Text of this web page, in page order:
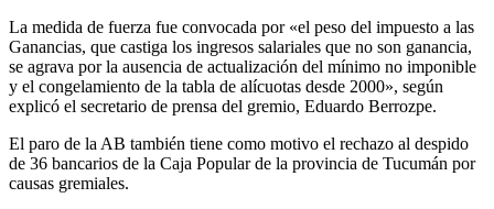
La medida de fuerza fue convocada por «el peso del impuesto a las
Ganancias, que castiga los ingresos salariales que no son ganancia,
se agrava por la ausencia de actualización del mí­nimo no imponible
y el congelamiento de la tabla de alí­cuotas desde 2000», según
explicó el secretario de prensa del gremio, Eduardo Berrozpe.
El paro de la AB también tiene como motivo el rechazo al despido
de 36 bancarios de la Caja Popular de la provincia de Tucumán por
causas gremiales.